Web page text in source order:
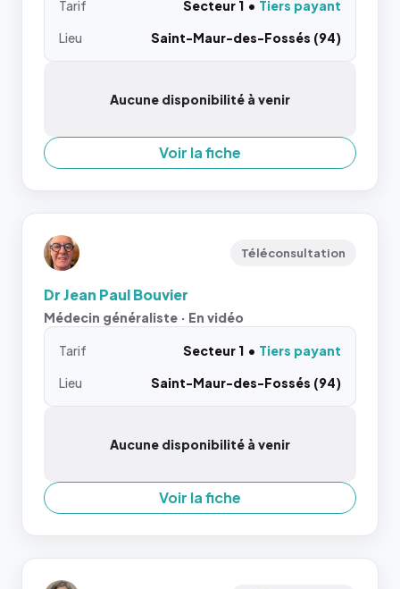
Tarif Secteur 1
Tiers payant
Lieu
Saint-Maur-des-Fossés (94)
Aucune disponibilité à venir
Voir la fiche
Téléconsultation
Dr Jean Paul Bouvier
Médecin généraliste · En vidéo
Tarif Secteur 1
Tiers payant
Lieu
Saint-Maur-des-Fossés (94)
Aucune disponibilité à venir
Voir la fiche